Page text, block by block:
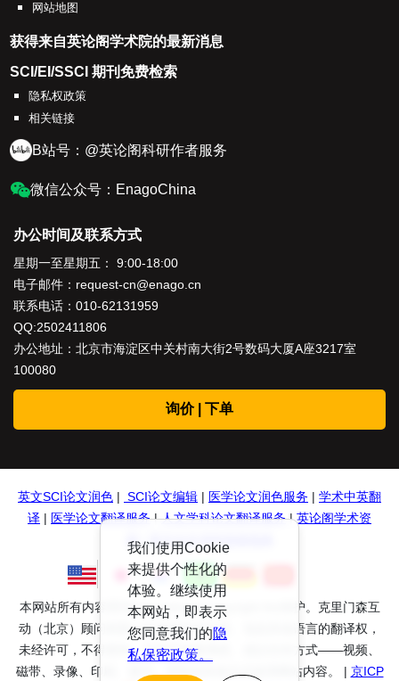
我们使用Cookie
来提供个性化的
体验。继续使用
本网站，即表示
您同意我们的隐
私保密政策。
网站地图
获得来自英论阁学术院的最新消息
SCI/EI/SSCI 期刊免费检索
隐私权政策
相关链接
B站号：@英论阁科研作者服务
微信公众号：EnagoChina
办公时间及联系方式
星期一至星期五： 9:00-18:00
电子邮件： request-cn@enago.cn
联系电话： 010-62131959
QQ:2502411806
办公地址：北京市海淀区中关村南大街2号数码大厦A座3217室
100080
询价 | 下单
英文SCI论文润色 SCI论文编辑 医学论文润色服务
学术中英翻
译
医学论文翻译服务|人文学科论文翻译服务|英论阁学术资
源|英文论文润色投稿指南
本网站所有内容受到International Copyright Act保护。克里门森互
动（北京）顾问有限公司保留所有权利、包括其他语言的翻译权，
未经许可，不得复制、存储于检索系统、或以任何方式——视频、
磁带、录像、印刷、复印、录制或其他方式使用网站内容。 |
京ICP